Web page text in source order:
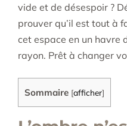
vide et de désespoir ?
prouver qu’il est tout à
cet espace en un havre
rayon. Prêt à changer
Sommaire [afficher]